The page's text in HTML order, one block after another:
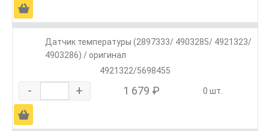
Ä
Датчик температуры (2897333/ 4903285/ 4921323/
4903286) / оригинал
4921322/5698455
- + 1 679 ₽ 0 шт.
Ä